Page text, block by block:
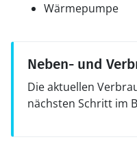
Wärmepumpe
Neben- und
Die aktuellen
nächsten Schritt im